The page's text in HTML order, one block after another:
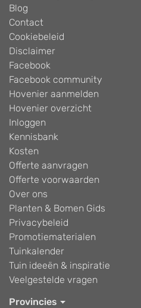
Blog
Contact
Cookiebeleid
Disclaimer
Facebook
Facebook community
Hovenier aanmelden
Hovenier overzicht
Inloggen
Kennisbank
Kosten
Offerte aanvragen
Offerte voorwaarden
Over ons
Planten & Bomen Gids
Privacybeleid
Promotiematerialen
Tuinkalender
Tuin ideeën & inspiratie
Veelgestelde vragen
Provincies